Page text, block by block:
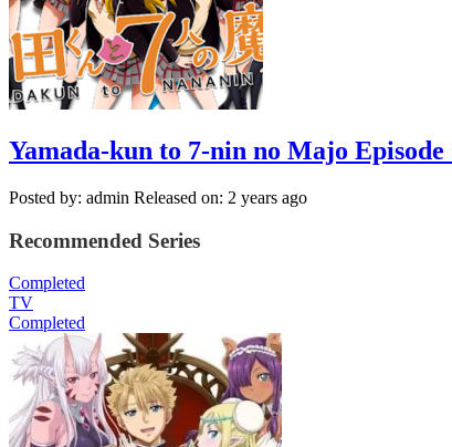
Yamada-kun to 7-nin no Majo Episode
Posted by: admin Released on: 2 years ago
Recommended Series
Completed
TV
Completed